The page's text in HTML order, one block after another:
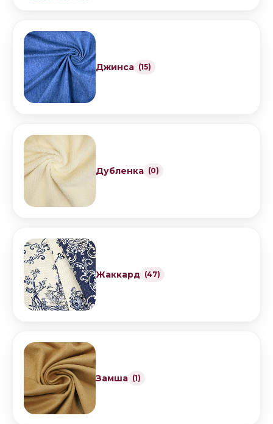
Джинса (15)
Дубленка (0)
Жаккард (47)
Замша (1)